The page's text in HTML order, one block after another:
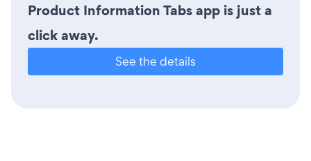
Product Information Tabs app is just a
click away.
See the details